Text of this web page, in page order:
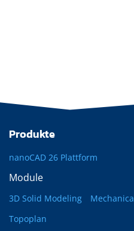
Produkte
nanoCAD 26 Plattform
Module
3D Solid Modeling Mechanica
Topoplan